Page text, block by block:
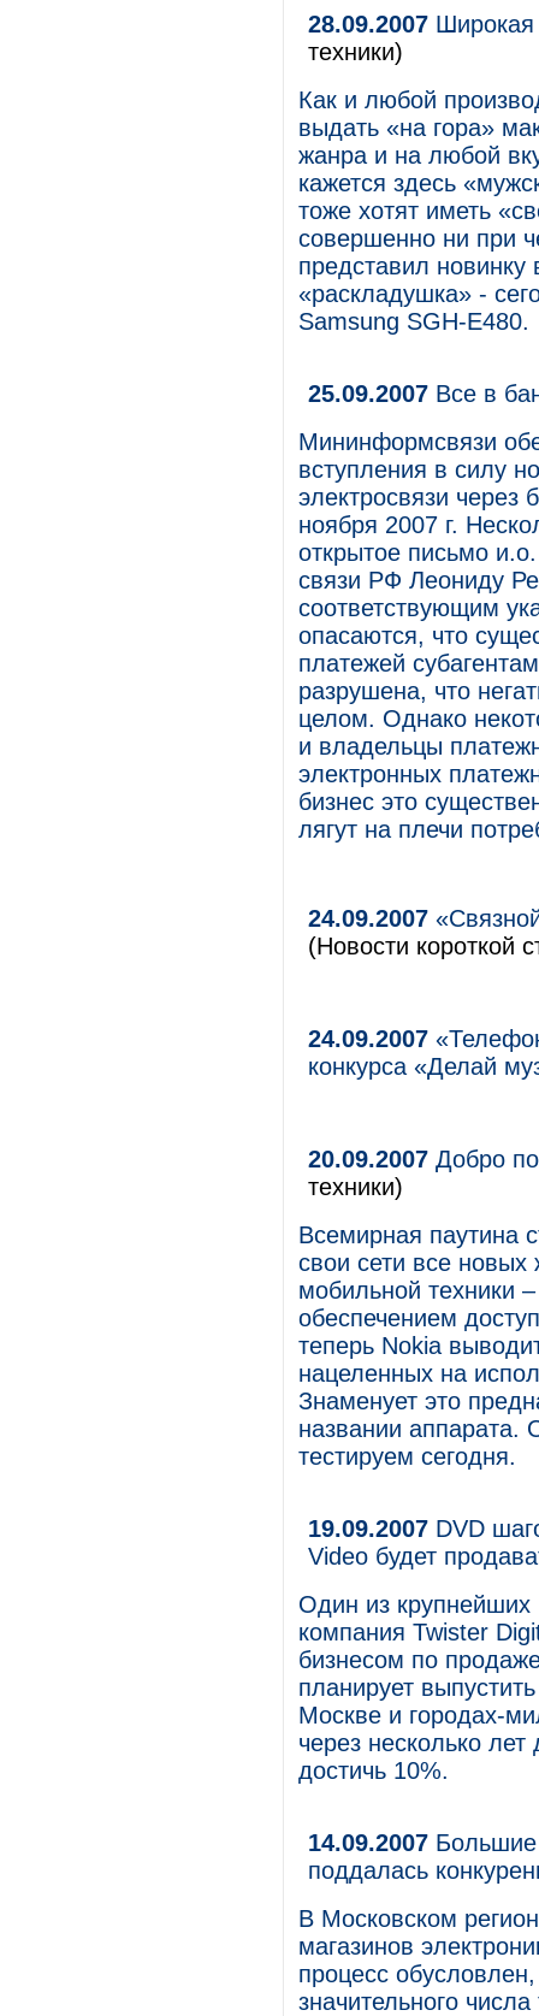
28.09.2007 Широкая
техники)
Как и любой
выдать «на гора»
жанра и на любой
кажется здесь
тоже хотят иметь
совершенно ни при
представил
«раскладушка» -
Samsung SGH-E480.
25.09.2007 Все в
Мининформсвязи
вступления в силу
электросвязи через
ноября 2007 г.
открытое письмо
связи РФ Леониду
соответствующим
опасаются, что
платежей
разрушена, что
целом. Однако
и владельцы
электронных
бизнес это
лягут на плечи
24.09.2007
(Новости короткой
24.09.2007
конкурса «Делай
20.09.2007 Добро
техники)
Всемирная паутина
свои сети все новых
мобильной техники
обеспечением
теперь Nokia
нацеленных на
Знаменует это
названии аппарата.
тестируем сегодня.
19.09.2007 DVD
Video будет
Один из крупнейших
компания Twister
бизнесом по
планирует
Москве и городах-
через несколько
достичь 10%.
14.09.2007 Большие
поддалась
В Московском
магазинов
процесс
значительного